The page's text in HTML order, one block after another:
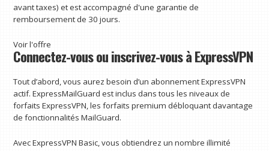
avant taxes) et est accompagné d'une garantie de
remboursement de 30 jours.
Voir l'offre
Connectez-vous ou inscrivez-vous à ExpressVPN
Tout d’abord, vous aurez besoin d’un abonnement ExpressVPN
actif. ExpressMailGuard est inclus dans tous les niveaux de
forfaits ExpressVPN, les forfaits premium débloquant davantage
de fonctionnalités MailGuard.
Avec ExpressVPN Basic, vous obtiendrez un nombre illimité